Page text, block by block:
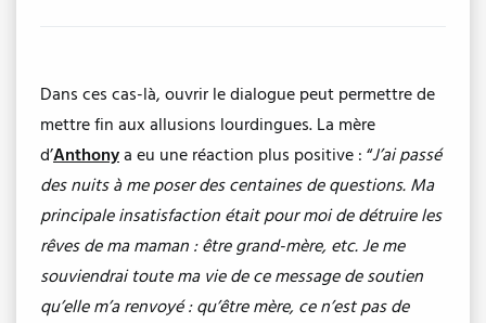
Dans ces cas-là, ouvrir le dialogue peut permettre de
mettre fin aux allusions lourdingues. La mère
d’Anthonya eu une réaction plus positive : “J’ai passé
des nuits à me poser des centaines de questions. Ma
principale insatisfaction était pour moi de détruire les
rêves de ma maman : être grand-mère, etc. Je me
souviendrai toute ma vie de ce message de soutien
qu’elle m’a renvoyé : qu’être mère, ce n’est pas de